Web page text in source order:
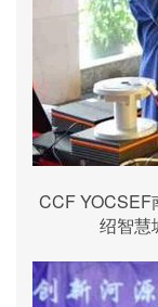
CCF YOCSEF
绍智慧